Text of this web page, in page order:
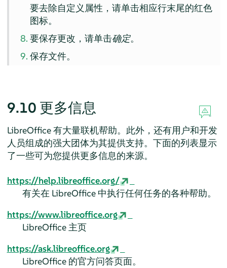
要去除自定义属性，请单击相应行末尾的红色
图标。
要保存更改，请单击确定。
保存文件。
9.10 更多信息
LibreOffice 有大量联机帮助。此外，还有用户和开发
人员组成的强大团体为其提供支持。下面的列表显示
了一些可为您提供更多信息的来源。
https://help.libreoffice.org/
有关在 LibreOffice 中执行任何任务的各种帮助。
https://www.libreoffice.org
LibreOffice 主页
https://ask.libreoffice.org
LibreOffice 的官方问答页面。